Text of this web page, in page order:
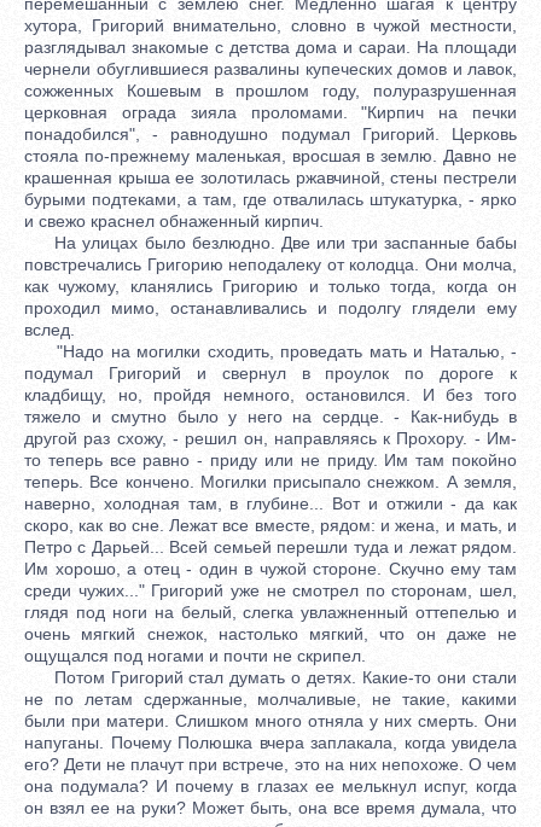
хутора, Григорий внимательно, словно в чужой местности,
разглядывал знакомые с детства дома и сараи. На площади
чернели обуглившиеся развалины купеческих домов и лавок,
сожженных Кошевым в прошлом году, полуразрушенная
церковная ограда зияла проломами. "Кирпич на печки
понадобился", - равнодушно подумал Григорий. Церковь
стояла по-прежнему маленькая, вросшая в землю. Давно не
крашенная крыша ее золотилась ржавчиной, стены пестрели
бурыми подтеками, а там, где отвалилась штукатурка, - ярко
и свежо краснел обнаженный кирпич.
На улицах было безлюдно. Две или три заспанные бабы
повстречались Григорию неподалеку от колодца. Они молча,
как чужому, кланялись Григорию и только тогда, когда он
проходил мимо, останавливались и подолгу глядели ему
вслед.
"Надо на могилки сходить, проведать мать и Наталью, -
подумал Григорий и свернул в проулок по дороге к
кладбищу, но, пройдя немного, остановился. И без того
тяжело и смутно было у него на сердце. - Как-нибудь в
другой раз схожу, - решил он, направляясь к Прохору. - Им-
то теперь все равно - приду или не приду. Им там покойно
теперь. Все кончено. Могилки присыпало снежком. А земля,
наверно, холодная там, в глубине... Вот и отжили - да как
скоро, как во сне. Лежат все вместе, рядом: и жена, и мать, и
Петро с Дарьей... Всей семьей перешли туда и лежат рядом.
Им хорошо, а отец - один в чужой стороне. Скучно ему там
среди чужих..." Григорий уже не смотрел по сторонам, шел,
глядя под ноги на белый, слегка увлажненный оттепелью и
очень мягкий снежок, настолько мягкий, что он даже не
ощущался под ногами и почти не скрипел.
Потом Григорий стал думать о детях. Какие-то они стали
не по летам сдержанные, молчаливые, не такие, какими
были при матери. Слишком много отняла у них смерть. Они
напуганы. Почему Полюшка вчера заплакала, когда увидела
его? Дети не плачут при встрече, это на них непохоже. О чем
она подумала? И почему в глазах ее мелькнул испуг, когда
он взял ее на руки? Может быть, она все время думала, что